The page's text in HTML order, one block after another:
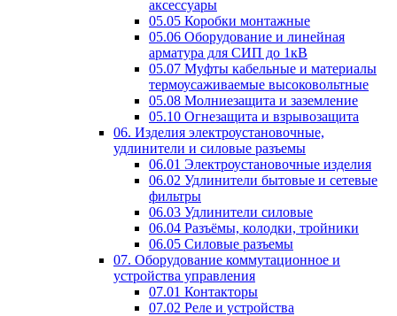
аксессуары
05.05 Коробки монтажные
05.06 Оборудование и линейная
арматура для СИП до 1кВ
05.07 Муфты кабельные и материалы
термоусаживаемые высоковольтные
05.08 Молниезащита и заземление
05.10 Огнезащита и взрывозащита
06. Изделия электроустановочные,
удлинители и силовые разъемы
06.01 Электроустановочные изделия
06.02 Удлинители бытовые и сетевые
фильтры
06.03 Удлинители силовые
06.04 Разъёмы, колодки, тройники
06.05 Силовые разъемы
07. Оборудование коммутационное и
устройства управления
07.01 Контакторы
07.02 Реле и устройства